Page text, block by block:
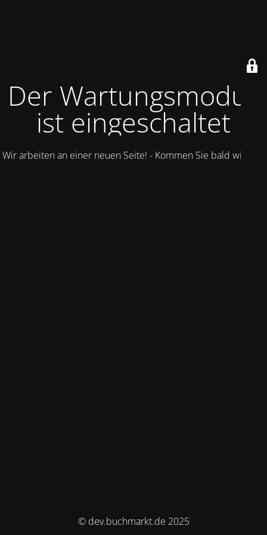
Der Wartungsmodus
ist eingeschaltet
Wir arbeiten an einer neuen Seite! - Kommen Sie bald wieder.
© dev.buchmarkt.de 2025